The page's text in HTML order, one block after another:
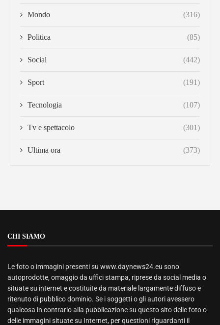
Mondo (316)
Politica (85)
Social (442)
Sport (191)
Tecnologia (107)
Tv e spettacolo (301)
Ultima ora (373)
CHI SIAMO
Le foto o immagini presenti su www.daynews24.eu sono
autoprodotte, omaggio da uffici stampa, riprese da social media o
situate su internet e costituite da materiale largamente diffuso e
ritenuto di pubblico dominio. Se i soggetti o gli autori avessero
qualcosa in contrario alla pubblicazione su questo sito delle foto o
delle immagini situate su Internet, per questioni riguardanti il